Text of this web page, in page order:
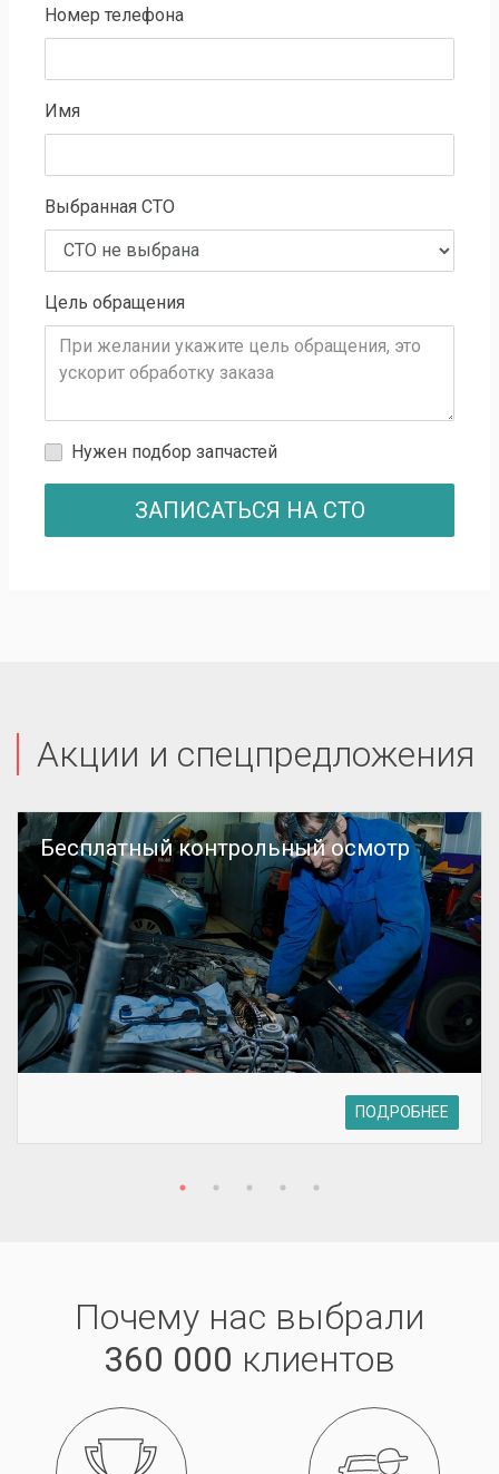
Номер телефона
Имя
Выбранная СТО
Цель обращения
Нужен подбор запчастей
ЗАПИСАТЬСЯ НА СТО
Акции и спецпредложения
Бесплатный контрольный осмотр
ПОДРОБНЕЕ
Почему нас выбрали
360 000 клиентов